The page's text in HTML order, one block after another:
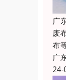
广
废
布
广
24-